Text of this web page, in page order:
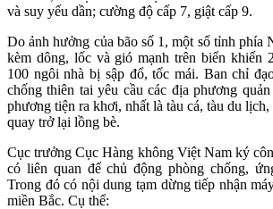
và suy yếu dần; cường độ cấp 7, giật cấp 9.
Do ảnh hưởng của bão số 1, một số tỉnh phía
kèm dông, lốc và gió mạnh trên biển khiến
100 ngôi nhà bị sập đổ, tốc mái. Ban chỉ
chống thiên tai yêu cầu các địa phương
phương tiện ra khơi, nhất là tàu cá, tàu du
quay trở lại lồng bè.
Cục trưởng Cục Hàng không Việt Nam ký
có liên quan để chủ động phòng chống,
Trong đó có nội dung tạm dừng tiếp nhận
miền Bắc. Cụ thể: